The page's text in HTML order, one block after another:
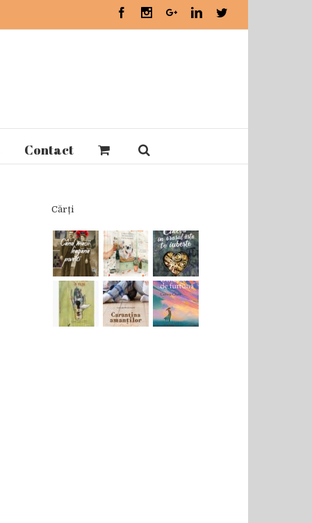
FacebookInstagramGoogle+LinkedinTwitter
Contact
Cărți